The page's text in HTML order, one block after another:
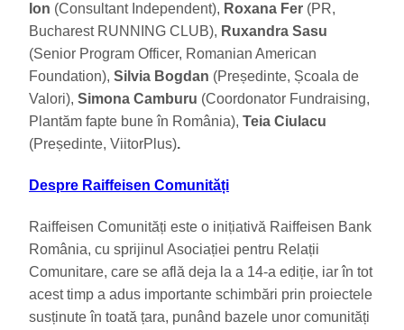
Ion (Consultant Independent), Roxana Fer (PR,
Bucharest RUNNING CLUB), Ruxandra Sasu
(Senior Program Officer, Romanian American
Foundation), Silvia Bogdan (Președinte, Școala de
Valori), Simona Camburu (Coordonator Fundraising,
Plantăm fapte bune în România), Teia Ciulacu
(Președinte, ViitorPlus).
Despre Raiffeisen Comunități
Raiffeisen Comunități este o inițiativă Raiffeisen Bank
România, cu sprijinul Asociației pentru Relații
Comunitare, care se află deja la a 14-a ediție, iar în tot
acest timp a adus importante schimbări prin proiectele
susținute în toată țara, punând bazele unor comunități